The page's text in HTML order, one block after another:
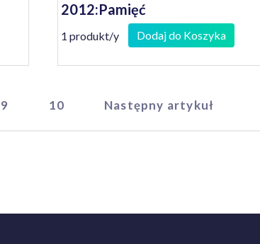
2012:Pamięć
1 produkt/y Dodaj do Koszyka
9 10 Następny artykuł